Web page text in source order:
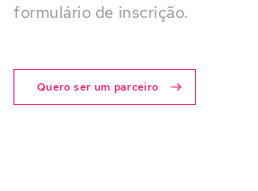
formulário de inscrição.
Quero ser um parceiro